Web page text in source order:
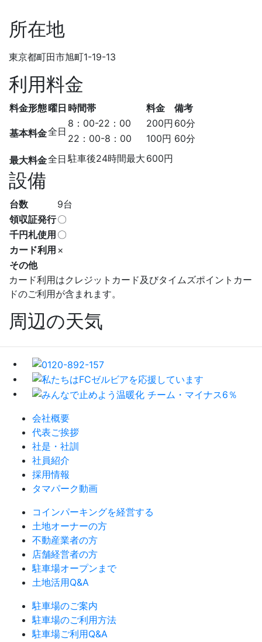
所在地
東京都町田市旭町1-19-13
利用料金
料金形態曜日 時間帯 料金 備考
基本料金全日
8：00-22：00 200円 60分
22：00-8：00
100円 60分
最大料金全日 駐車後24時間最大 600円
設備
台数
9台
領収証発行〇
千円札使用 〇
カード利用 ×
その他
カード利用はクレジットカード及びタイムズポイントカー
ドのご利用が含まれます。
周辺の天気
会社概要
代表ご挨拶
社是・社訓
社員紹介
採用情報
タマパーク動画
コインパーキングを経営する
土地オーナーの方
不動産業者の方
店舗経営者の方
駐車場オープンまで
土地活用Q&A
駐車場のご案内
駐車場のご利用方法
駐車場ご利用Q&A